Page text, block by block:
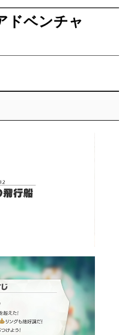
ドベンチャ